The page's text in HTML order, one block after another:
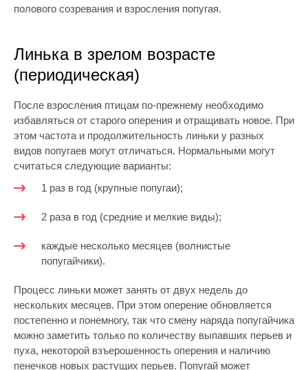
полового созревания и взросления попугая.
Линька в зрелом возрасте
(периодическая)
После взросления птицам по-прежнему необходимо
избавляться от старого оперения и отращивать новое. При
этом частота и продолжительность линьки у разных
видов попугаев могут отличаться. Нормальными могут
считаться следующие варианты:
1 раз в год (крупные попугаи);
2 раза в год (средние и мелкие виды);
каждые несколько месяцев (волнистые
попугайчики).
Процесс линьки может занять от двух недель до
нескольких месяцев. При этом оперение обновляется
постепенно и понемногу, так что смену наряда попугайчика
можно заметить только по количеству выпавших перьев и
пуха, некоторой взъерошенность оперения и наличию
пенечков новых растущих перьев. Попугай может